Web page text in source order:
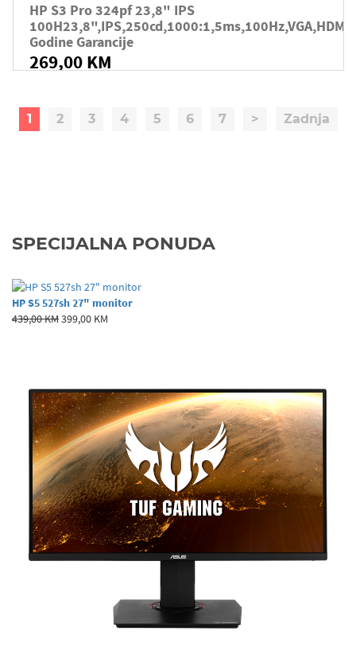
HP S3 Pro 324pf 23,8" IPS
Godine Garancije
269,00 KM
1 2 3 4 5 6 7 > Zadnja
SPECIJALNA PONUDA
HP S5 527sh 27" monitor
439,00 KM399,00 KM